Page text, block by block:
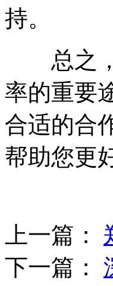
持。
总之，
率的重要
合适的合
帮助您更
上一篇：
下一篇：